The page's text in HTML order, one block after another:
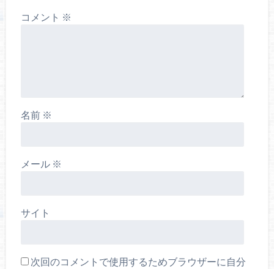
コメント ※
名前 ※
メール ※
サイト
次回のコメントで使用するためブラウザーに自分